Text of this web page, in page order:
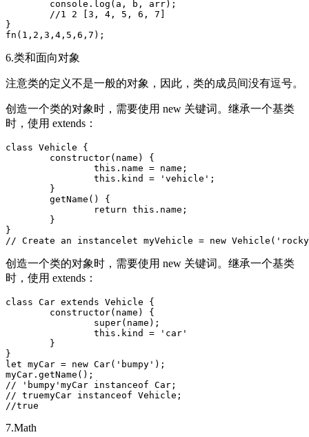
}
fn(1,2,3,4,5,6,7);
6.类和面向对象
注意类的定义不是一般的对象，因此，类的成员间没有逗号。
创造一个类的对象时，需要使用 new 关键词。继承一个基类
时，使用 extends：
class Vehicle {
}
// Create an instancelet myVehicle = new
创造一个类的对象时，需要使用 new 关键词。继承一个基类
时，使用 extends：
class Car extends Vehicle {
}
let myCar = new Car('bumpy');
myCar.getName();
// 'bumpy'myCar instanceof Car;
// truemyCar instanceof Vehicle;
//true
7.Math